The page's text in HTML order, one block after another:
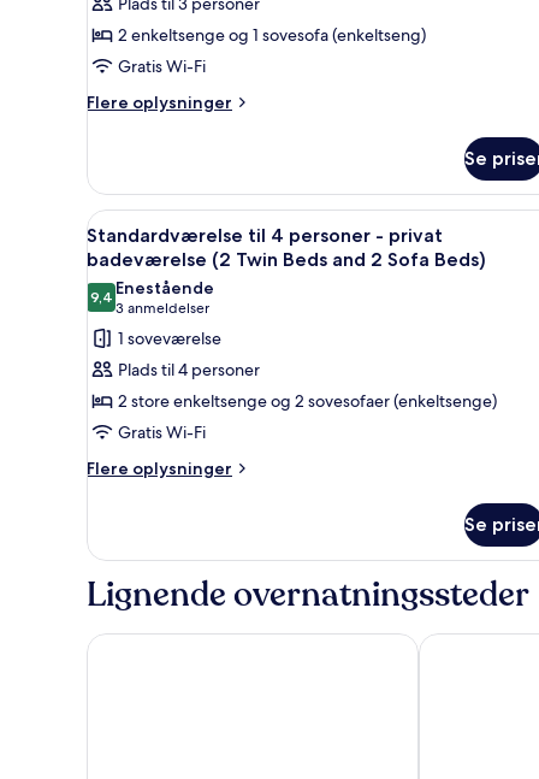
and
Sofa
Bed)
3
personer
privat
Beds
and
Sofa
Bed)
2 enkeltsenge og 1 sovesofa (enkeltseng)
Gratis Wi-Fi
Flere oplysninger
Flere
til
personer
-
badeværelse
(Twin
Beds
and
Sofa
Bed)
Se
Indlæs
alle
billeder
af
Standardværelse
til
4
personer
privat
Twin
Beds
and
2
Et hotelværelse med tre
11
Standardværelse til 4 personer - privat
badeværelse (2 Twin Beds and 2 Sofa Beds)
9,49,4 ud af 10
Enestående
3 anmeldelser
(3
anmeldelser)
1 soveværelse
Plads til 4 personer
2 store enkeltsenge og 2 sovesofaer (enkeltsenge)
Gratis Wi-Fi
Flere oplysninger
Flere
til
personer
privat
Se
Lignende overnatningssteder
CABINN Copenhagen Wakeup